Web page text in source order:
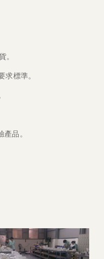
。
標準。
品。